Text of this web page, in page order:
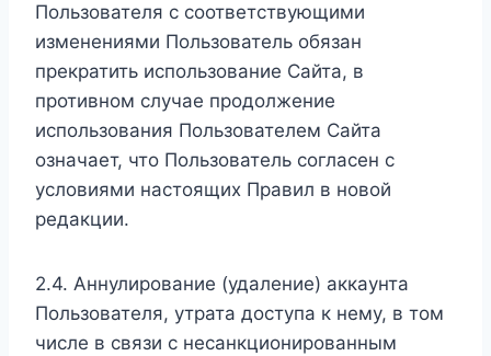
Пользователя с соответствующими
изменениями Пользователь обязан
прекратить использование Сайта, в
противном случае продолжение
использования Пользователем Сайта
означает, что Пользователь согласен с
условиями настоящих Правил в новой
редакции.
2.4. Аннулирование (удаление) аккаунта
Пользователя, утрата доступа к нему, в том
числе в связи с несанкционированным